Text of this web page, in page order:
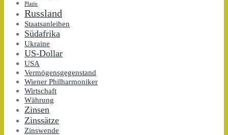
Platin
Russland
Staatsanleihen
Südafrika
Ukraine
US-Dollar
USA
Vermögensgegenstand
Wiener Philharmoniker
Wirtschaft
Währung
Zinsen
Zinssätze
Zinswende